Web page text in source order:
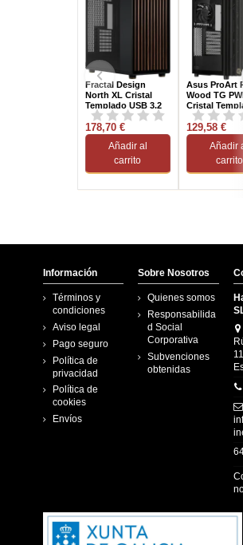
Fractal Design
North XL Cristal
Templado USB 3.2
Negro
178,70 €
Añadir al
carrito
Asus ProArt
Wood TG
Cristal
USB-C Negra
129,58 €
Añadir
carrito
Información
Términos y
condiciones
Aviso legal
Pago seguro
Política de
privacidad
Política de
cookies
Envíos
Sobre Nosotros
Quienes somos
Responsabilida
d Social
Corporativa
Subvenciones
obtenidas